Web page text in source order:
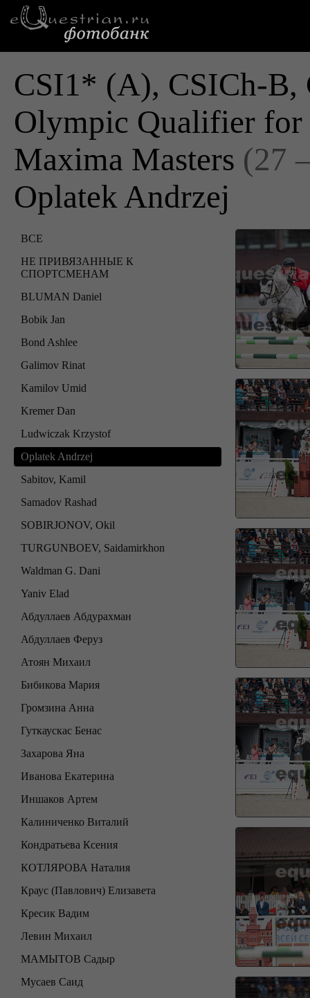
CSI1* (A), CSICh-B,
Olympic Qualifier
Maxima Masters (27
Oplatek Andrzej
ВСЕ
НЕ ПРИВЯЗАННЫЕ К
СПОРТСМЕНАМ
BLUMAN Daniel
Bobik Jan
Bond Ashlee
Galimov Rinat
Kamilov Umid
Kremer Dan
Ludwiczak Krzystof
Oplatek Andrzej
Sabitov, Kamil
Samadov Rashad
SOBIRJONOV, Okil
TURGUNBOEV, Saidamirkhon
Waldman G. Dani
Yaniv Elad
Абдуллаев Абдурахман
Абдуллаев Феруз
Атоян Михаил
Бибикова Мария
Громзина Анна
Гуткаускас Бенас
Захарова Яна
Иванова Екатерина
Иншаков Артем
Калиниченко Виталий
Кондратьева Ксения
КОТЛЯРОВА Наталия
Краус (Павлович) Елизавета
Кресик Вадим
Левин Михаил
МАМЫТОВ Садыр
Мусаев Саид